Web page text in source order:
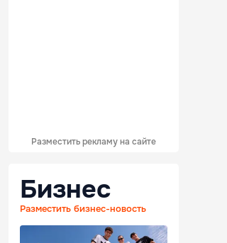
Разместить рекламу на сайте
Бизнес
Разместить бизнес-новость